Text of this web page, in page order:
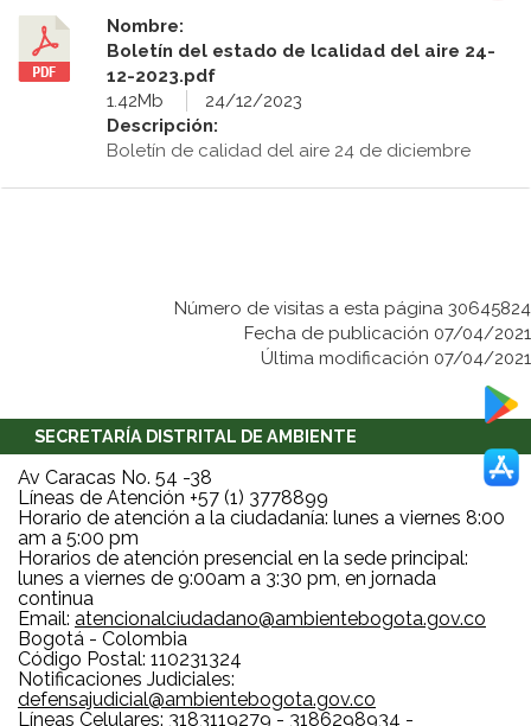
Nombre:
Boletín del estado de lcalidad del aire 24-
12-2023.pdf
1.42Mb
24/12/2023
Descripción:
Boletín de calidad del aire 24 de diciembre
Número de visitas a esta página 30645824
Fecha de publicación 07/04/2021
Última modificación 07/04/2021
SECRETARÍA DISTRITAL DE AMBIENTE
Av Caracas No. 54 -38
Líneas de Atención +57 (1) 3778899
Horario de atención a la ciudadanía: lunes a viernes 8:00
am a 5:00 pm
Horarios de atención presencial en la sede principal:
lunes a viernes de 9:00am a 3:30 pm, en jornada
continua
Email: atencionalciudadano@ambientebogota.gov.co
Bogotá - Colombia
Código Postal: 110231324
Notificaciones Judiciales:
defensajudicial@ambientebogota.gov.co
Líneas Celulares: 3183119279 - 3186298934 -